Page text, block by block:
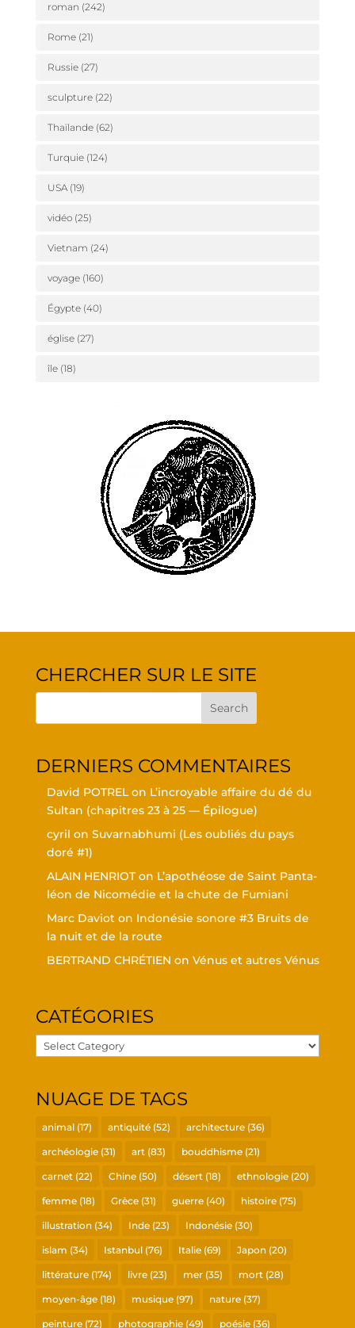
roman (242)
Rome(21)
Russie(27)
sculpture(22)
Thaïlande(62)
Turquie(124)
USA(19)
vidéo(25)
Vietnam (24)
voyage(160)
Égypte(40)
église(27)
île(18)
CHER­CHER SUR LE SITE
DER­NIERS COMMENTAIRES
David POTRELon L’in­croyable affaire du dé du
Sul­tan (cha­pitres 23 à 25 — Épilogue)
cyril on Suvar­nabhu­mi (Les oubliés du pays
doré #1)
ALAIN HENRIOTon L’a­po­théose de Saint Pan­ta­
léon de Nico­mé­die et la chute de Fumiani
Marc Davioton Indo­né­sie sonore #3 Bruits de
la nuit et de la route
BERTRAND CHRÉTIEN on Vénus et autres Vénus
CATÉ­GO­RIES
Caté­
go­
NUAGE DE TAGS
animal(17) antiquité(52) architecture(36)
archéologie(31) art(83) bouddhisme(21)
carnet(22) Chine(50) désert(18) ethnologie(20)
femme(18) Grèce(31) guerre(40) histoire(75)
illustration(34) Inde(23) Indonésie(30)
islam (34) Istanbul(76) Italie(69) Japon(20)
littérature(174) livre(23) mer(35) mort(28)
moyen-âge(18) musique(97) nature(37)
peinture(72) photographie(49) poésie(36)